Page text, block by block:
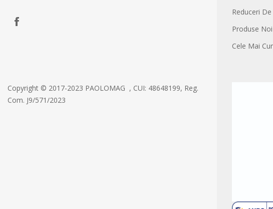
Reduceri
Produse Noi
Cele Mai
Copyright © 2017-2023 PAOLOMAG , CUI: 48648199, Reg.
Com. J9/571/2023